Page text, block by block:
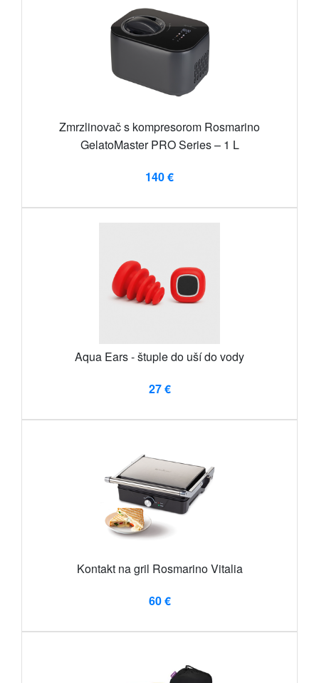
Zmrzlinovač s kompresorom Rosmarino
GelatoMaster PRO Series – 1 L
140 €
Aqua Ears - štuple do uší do vody
27 €
Kontakt na gril Rosmarino Vitalia
60 €